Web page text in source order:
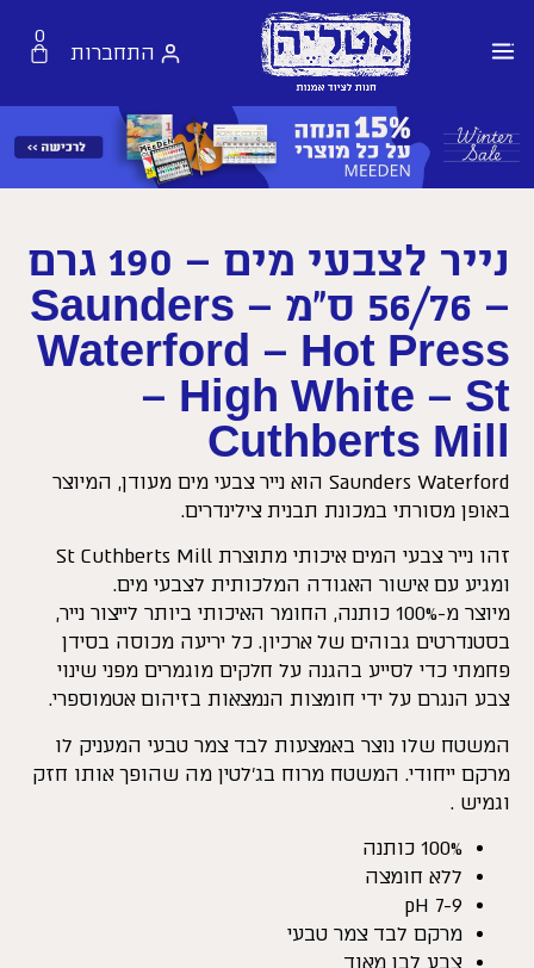
התחברות
0
נייר לצבעי מים – 190 גרם
– 56/76 ס”מ – Saunders
Waterford – Hot Press
– High White – St
Cuthberts Mill
Saunders Waterford הוא נייר צבעי מים מעודן, המיוצר
באופן מסורתי במכונת תבנית צילינדרים.
זהו נייר צבעי המים איכותי מתוצרת St Cuthberts Mill
ומגיע עם אישור האגודה המלכותית לצבעי מים.
מיוצר מ-100% כותנה, החומר האיכותי ביותר לייצור נייר,
בסטנדרטים גבוהים של ארכיון. כל יריעה מכוסה בסידן
פחמתי כדי לסייע בהגנה על חלקים מוגמרים מפני שינוי
צבע הנגרם על ידי חומצות הנמצאות בזיהום אטמוספרי.
המשטח שלו נוצר באמצעות לבד צמר טבעי המעניק לו
מרקם ייחודי. המשטח מרוח בג’לטין מה שהופך אותו חזק
וגמיש .
100% כותנה
ללא חומצה
pH 7-9
מרקם לבד צמר טבעי
צבע לבן מאוד